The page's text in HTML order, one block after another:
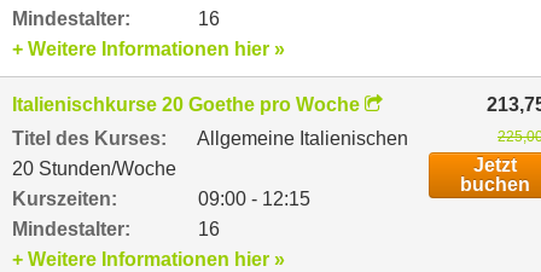
Mindestalter:
16
+ Weitere Informationen hier »
Italienischkurse 20 Goethe pro Woche
Titel des Kurses:
Allgemeine Italienischen
20 Stunden/Woche
Kurszeiten:
09:00 - 12:15
Mindestalter:
16
Jetzt
buchen
+ Weitere Informationen hier »